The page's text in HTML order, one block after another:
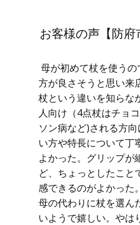
お客様の声【防府
母が初めて杖を使う
方が良さそうと思い来
杖という違いを知らな
人向け（4点杖はチョ
ソン病など)される方
い方や特長について丁
よかった。グリップが
ど、ちょっとしたこと
感できるのがよかった。
母の代わりに杖を選ん
いようで嬉しい。やは